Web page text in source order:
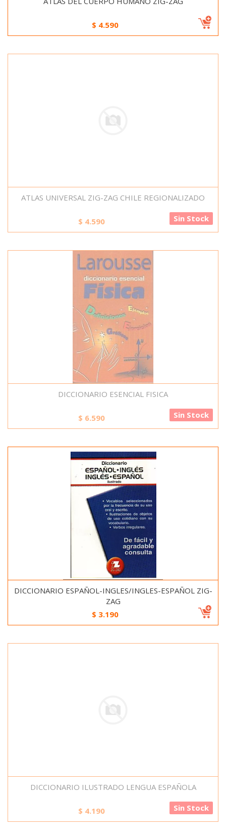
$ 4.590
ATLAS UNIVERSAL ZIG-ZAG CHILE REGIONALIZADO
$ 4.590 Sin Stock
DICCIONARIO ESENCIAL FISICA
$ 6.590 Sin Stock
DICCIONARIO ESPAÑOL-INGLES/INGLES-ESPAÑOL ZIG-
ZAG
$ 3.190
DICCIONARIO ILUSTRADO LENGUA ESPAÑOLA
$ 4.190 Sin Stock